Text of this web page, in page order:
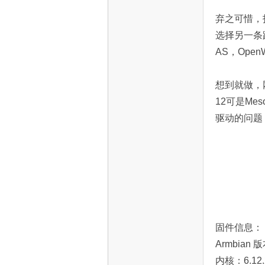
弃之可惜
选择另一
AS，
想到就做
12可是
驱动的问